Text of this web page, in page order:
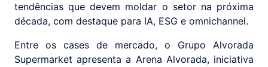
tendências que devem moldar o setor na próxima
década, com destaque para IA, ESG e omnichannel.
Entre os cases de mercado, o Grupo Alvorada
Supermarket apresenta a Arena Alvorada, iniciativa